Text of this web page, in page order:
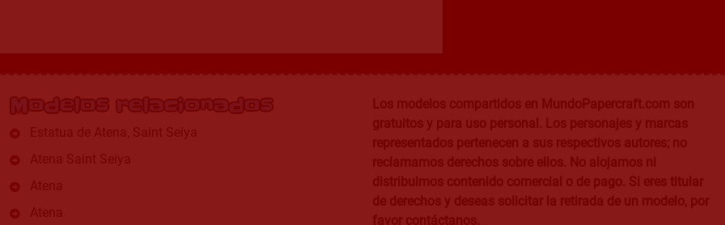
Modelos relacionados
Estatua de Atena, Saint Seiya
Atena Saint Seiya
Atena
Atena
Los modelos compartidos en MundoPapercraft.com son
gratuitos y para uso personal. Los personajes y marcas
representados pertenecen a sus respectivos autores; no
reclamamos derechos sobre ellos. No alojamos ni
distribuimos contenido comercial o de pago. Si eres titular
de derechos y deseas solicitar la retirada de un modelo, por
favor contáctanos.